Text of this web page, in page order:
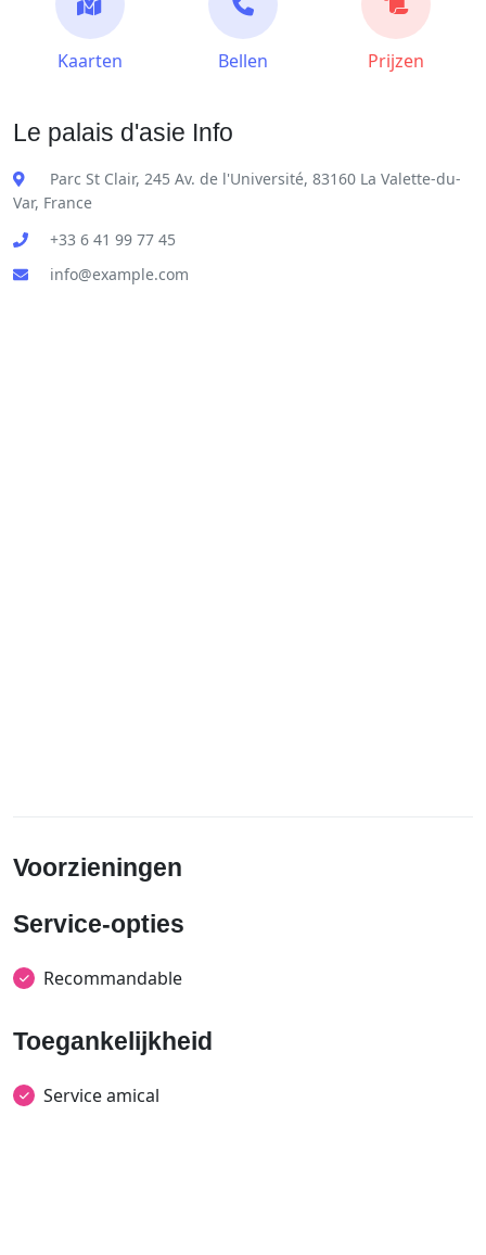
Kaarten Bellen Prijzen
Le palais d'asie Info
Parc St Clair, 245 Av. de l'Université, 83160 La Valette-du-
Var, France
+33 6 41 99 77 45
info@example.com
Voorzieningen
Service-opties
Recommandable
Toegankelijkheid
Service amical